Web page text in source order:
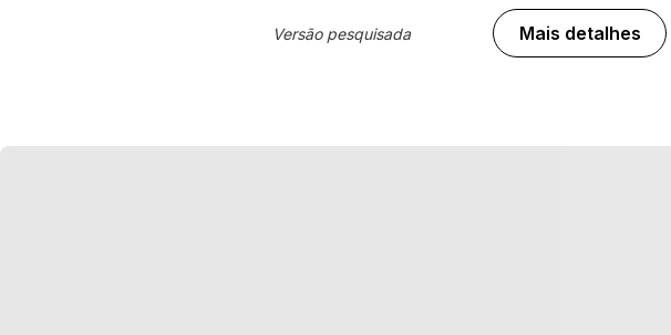
Versão pesquisada Mais detalhes